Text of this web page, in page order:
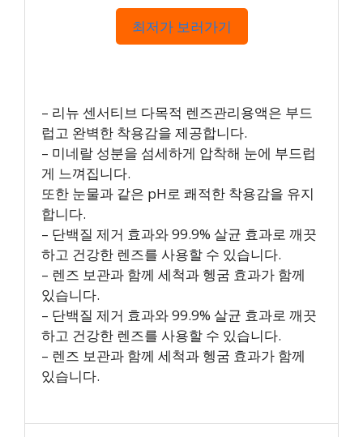
최저가 보러가기
– 리뉴 센서티브 다목적 렌즈관리용액은 부드
럽고 완벽한 착용감을 제공합니다.
– 미네랄 성분을 섬세하게 압착해 눈에 부드럽
게 느껴집니다.
또한 눈물과 같은 pH로 쾌적한 착용감을 유지
합니다.
– 단백질 제거 효과와 99.9% 살균 효과로 깨끗
하고 건강한 렌즈를 사용할 수 있습니다.
– 렌즈 보관과 함께 세척과 헹굼 효과가 함께
있습니다.
– 단백질 제거 효과와 99.9% 살균 효과로 깨끗
하고 건강한 렌즈를 사용할 수 있습니다.
– 렌즈 보관과 함께 세척과 헹굼 효과가 함께
있습니다.